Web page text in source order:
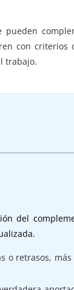
pueden
con criterios
trabajo.
del
o retrasos,